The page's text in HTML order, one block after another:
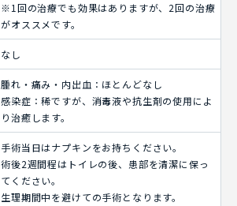
※1回の治療でも効果はありますが、2回の治療
がオススメです。
なし
腫れ・痛み・内出血：ほとんどなし
感染症：稀ですが、消毒液や抗生剤の使用によ
り治癒します。
手術当日はナプキンをお持ちください。
術後2週間程はトイレの後、患部を清潔に保っ
てください。
生理期間中を避けての手術となります。